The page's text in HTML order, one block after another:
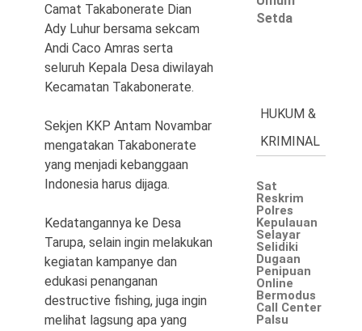
Camat Takabonerate Dian
Ady Luhur bersama sekcam
Andi Caco Amras serta
seluruh Kepala Desa diwilayah
Kecamatan Takabonerate.
Sekjen KKP Antam Novambar
mengatakan Takabonerate
yang menjadi kebanggaan
Indonesia harus dijaga.
Kedatangannya ke Desa
Tarupa, selain ingin melakukan
kegiatan kampanye dan
edukasi penanganan
destructive fishing, juga ingin
melihat lagsung apa yang
Setda
HUKUM &
KRIMINAL
Sat
Reskrim
Polres
Kepulauan
Selayar
Selidiki
Dugaan
Penipuan
Online
Bermodus
Call Center
Palsu